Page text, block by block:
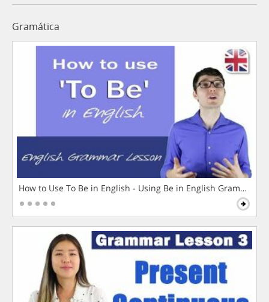
Gramática
How to Use To Be in English - Using Be in English Grammar